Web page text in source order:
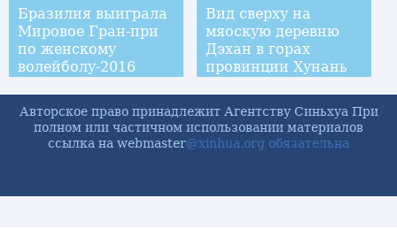
Бразилия выиграла
Мировое Гран-при
по женскому
волейболу-2016
Вид сверху на
мяоскую деревню
Дэхан в горах
провинции Хунань
Авторское право принадлежит Агентству Синьхуа При
полном или частичном использовании материалов
ссылка на webmaster@xinhua.org обязательна